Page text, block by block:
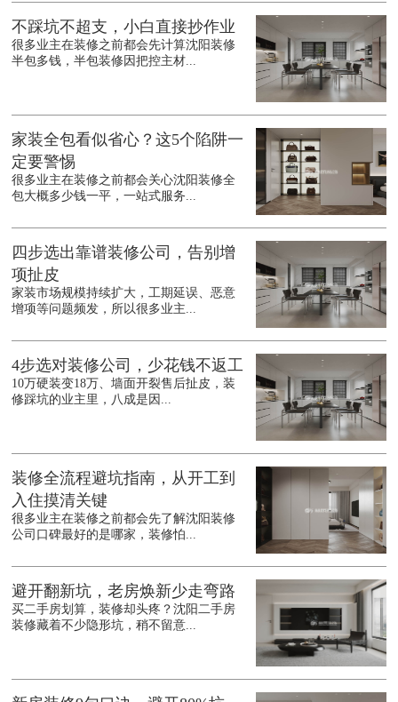
不踩坑不超支，小白直接抄作业
很多业主在装修之前都会先计算沈阳装修
半包多钱，半包装修因把控主材...
家装全包看似省心？这5个陷阱一
定要警惕
很多业主在装修之前都会关心沈阳装修全
包大概多少钱一平，一站式服务...
四步选出靠谱装修公司，告别增
项扯皮
家装市场规模持续扩大，工期延误、恶意
增项等问题频发，所以很多业主...
4步选对装修公司，少花钱不返工
10万硬装变18万、墙面开裂售后扯皮，装
修踩坑的业主里，八成是因...
装修全流程避坑指南，从开工到
入住摸清关键
很多业主在装修之前都会先了解沈阳装修
公司口碑最好的是哪家，装修怕...
避开翻新坑，老房焕新少走弯路
买二手房划算，装修却头疼？沈阳二手房
装修藏着不少隐形坑，稍不留意...